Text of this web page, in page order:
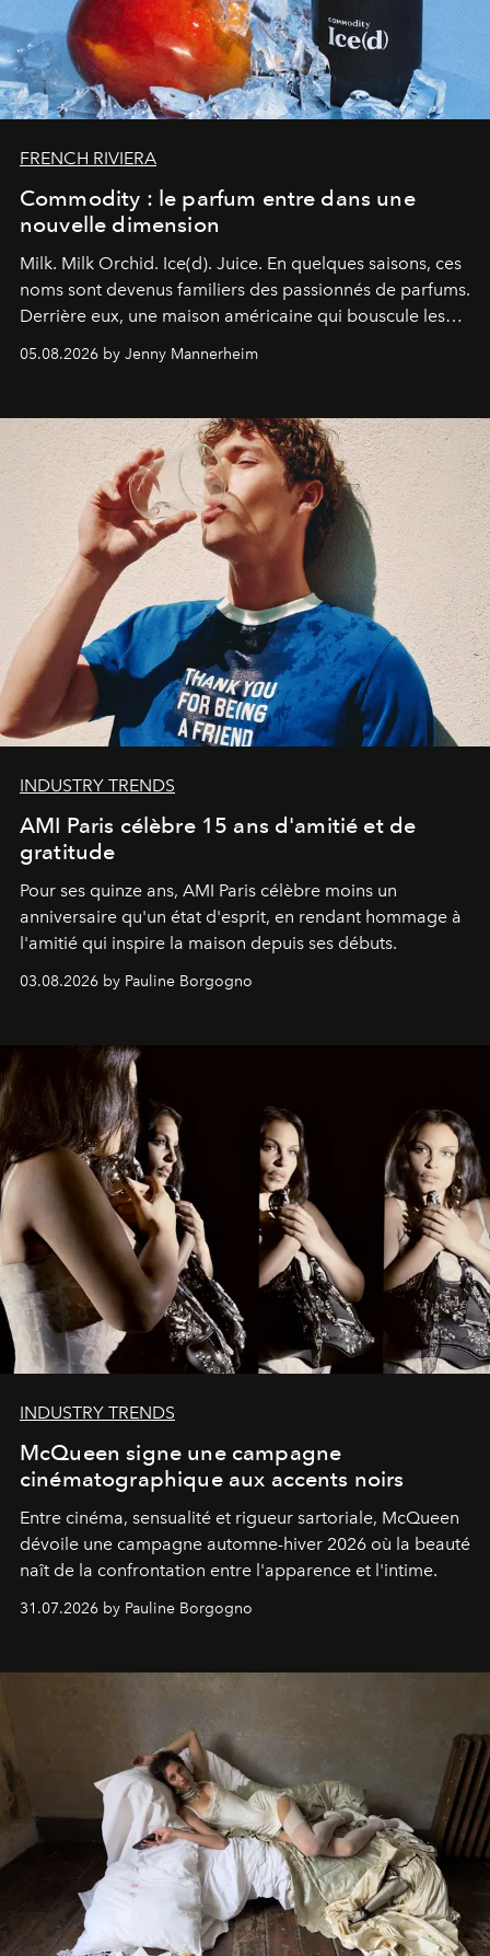
FRENCH RIVIERA
Commodity : le parfum entre dans une
nouvelle dimension
Milk. Milk Orchid. Ice(d). Juice. En quelques saisons, ces
noms sont devenus familiers des passionnés de parfums.
Derrière eux, une maison américaine qui bouscule les
codes de la parfumerie contemporaine en proposant
une approche aussi intuitive que personnelle :
05.08.2026 by Jenny Mannerheim
INDUSTRY TRENDS
AMI Paris célèbre 15 ans d'amitié et de
gratitude
Pour ses quinze ans, AMI Paris célèbre moins un
anniversaire qu'un état d'esprit, en rendant hommage à
l'amitié qui inspire la maison depuis ses débuts.
03.08.2026 by Pauline Borgogno
INDUSTRY TRENDS
McQueen signe une campagne
cinématographique aux accents noirs
Entre cinéma, sensualité et rigueur sartoriale, McQueen
dévoile une campagne automne-hiver 2026 où la beauté
naît de la confrontation entre l'apparence et l'intime.
31.07.2026 by Pauline Borgogno